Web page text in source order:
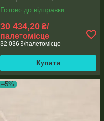
500кг (КПЛ-1000*1050-
3.0/500-1)
Готово до відправки
30 434,20 ₴/
палетомісце
32 036 ₴/палетомісце
Купити
–5%